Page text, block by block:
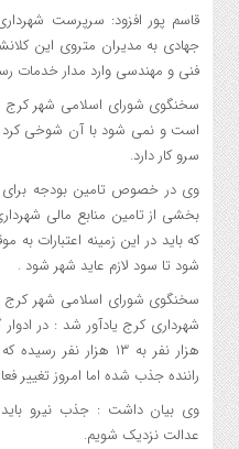
قاسم پور افزود: سرپرست
جهادی به مدیران متروی این
فنی و مهندسی وارد مدار خدمات
سخنگوی شورای اسلامی شهر کرج
است و نمی شود با آن شوخی کرد
سرو کار دارد.
وی در خصوص تامین بودجه
بخشی از تامین منابع مالی
که باید در این زمینه اعتبارات به
شود تا سود لازم عاید شهر شود .
سخنگوی شورای اسلامی شهر
شهرداری کرج یادآور شد : در
هزار نفر به ۱۳ هزار
راننده جذب شده اما امروز تغییر
وی بیان داشت : جذب نیرو باید
عدالت نزدیک شویم.